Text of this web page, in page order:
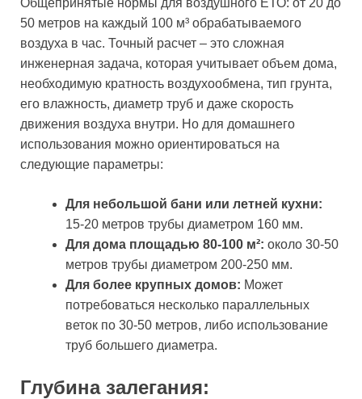
Общепринятые нормы для воздушного ЕТО: от 20 до
50 метров на каждый 100 м³ обрабатываемого
воздуха в час. Точный расчет – это сложная
инженерная задача, которая учитывает объем дома,
необходимую кратность воздухообмена, тип грунта,
его влажность, диаметр труб и даже скорость
движения воздуха внутри. Но для домашнего
использования можно ориентироваться на
следующие параметры:
Для небольшой бани или летней кухни:
15-20 метров трубы диаметром 160 мм.
Для дома площадью 80-100 м²: около 30-50
метров трубы диаметром 200-250 мм.
Для более крупных домов: Может
потребоваться несколько параллельных
веток по 30-50 метров, либо использование
труб большего диаметра.
Глубина залегания: